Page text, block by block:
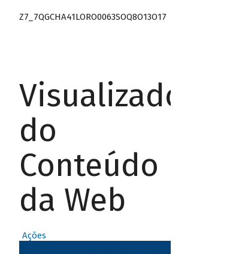
Z7_7QGCHA41LORO0063SOQ8O13O17
Visualizador
do
Conteúdo
da Web
Ações